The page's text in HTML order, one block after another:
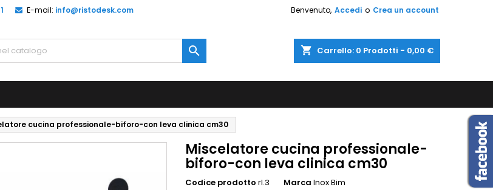
E-mail: info@ristodesk.com Benvenuto, Accedi o Crea un account
shopping_cart Carrello: 0 Prodotti - 0,00 €

cucina professionale-biforo-con leva clinica cm30
Miscelatore cucina professionale-
biforo-con leva clinica cm30
Codice prodotto rl.3 Marca Inox Bim